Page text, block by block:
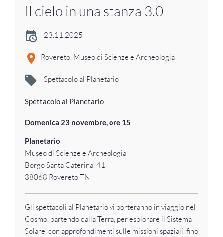
Il cielo in una stanza 3.0
23.11.2025
Rovereto, Museo di Scienze e Archeologia
Spettacolo al Planetario
Spettacolo al Planetario
Domenica 23 novembre, ore 15
Planetario
Museo di Scienze e Archeologia
Borgo Santa Caterina, 41
38068 Rovereto TN
Gli spettacoli al Planetario vi porteranno in viaggio nel
Cosmo, partendo dalla Terra, per esplorare il Sistema
Solare, con approfondimenti sulle missioni spaziali, fino